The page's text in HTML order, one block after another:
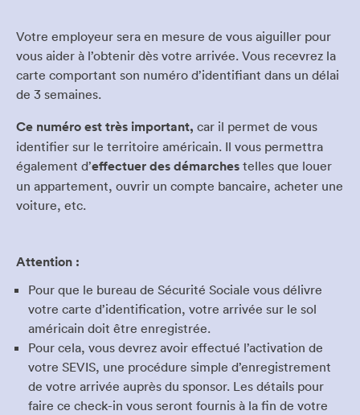
Votre employeur sera en mesure de vous aiguiller pour
vous aider à l’obtenir dès votre arrivée. Vous recevrez la
carte comportant son numéro d’identifiant dans un délai
de 3 semaines.
Ce numéro est très important, car il permet de vous
identifier sur le territoire américain. Il vous permettra
également d’effectuer des démarches telles que louer
un appartement, ouvrir un compte bancaire, acheter une
voiture, etc.
Attention :
Pour que le bureau de Sécurité Sociale vous délivre
votre carte d’identification, votre arrivée sur le sol
américain doit être enregistrée.
Pour cela, vous devrez avoir effectué l’activation de
votre SEVIS, une procédure simple d’enregistrement
de votre arrivée auprès du sponsor. Les détails pour
faire ce check-in vous seront fournis à la fin de votre